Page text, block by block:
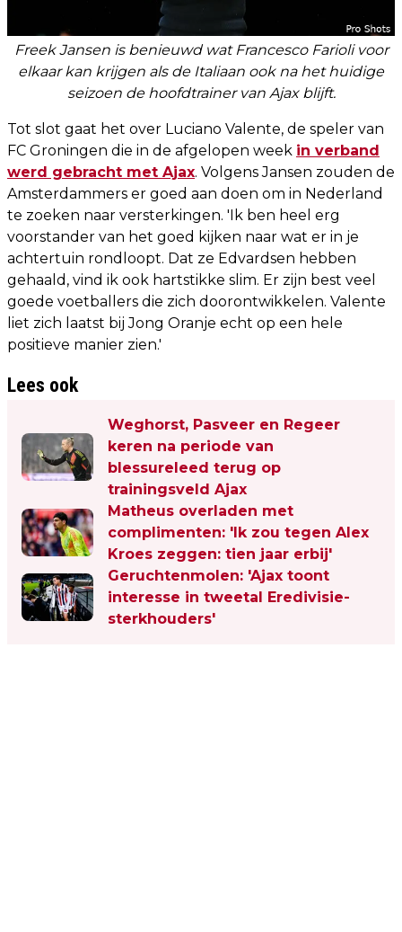
Freek Jansen is benieuwd wat Francesco Farioli voor
elkaar kan krijgen als de Italiaan ook na het huidige
seizoen de hoofdtrainer van Ajax blijft.
Tot slot gaat het over Luciano Valente, de speler van
FC Groningen die in de afgelopen week in verband
werd gebracht met Ajax. Volgens Jansen zouden de
Amsterdammers er goed aan doen om in Nederland
te zoeken naar versterkingen. 'Ik ben heel erg
voorstander van het goed kijken naar wat er in je
achtertuin rondloopt. Dat ze Edvardsen hebben
gehaald, vind ik ook hartstikke slim. Er zijn best veel
goede voetballers die zich doorontwikkelen. Valente
liet zich laatst bij Jong Oranje echt op een hele
positieve manier zien.'
Lees ook
Weghorst, Pasveer en Regeer
keren na periode van
blessureleed terug op
trainingsveld Ajax
Matheus overladen met
complimenten: 'Ik zou tegen Alex
Kroes zeggen: tien jaar erbij'
Geruchtenmolen: 'Ajax toont
interesse in tweetal Eredivisie-
sterkhouders'